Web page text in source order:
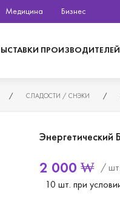
Медицина Бизнес
ПРОИЗВОДИТЕЛЕЙ
/ СЛАДОСТИ / СНЭКИ /
Энергетический
2 000 ₩ / шт.
10 шт. при